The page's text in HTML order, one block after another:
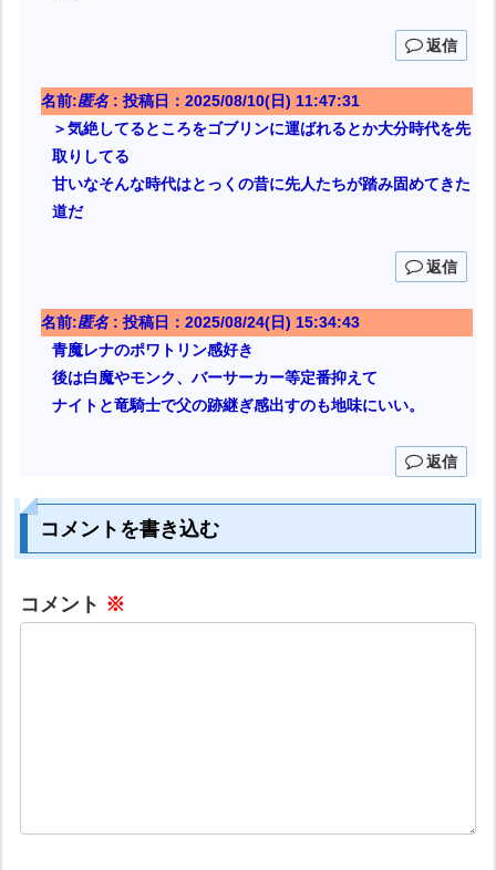
返信
名前:匿名: 投稿日：2025/08/10(日) 11:47:31
＞気絶してるところをゴブリンに運ばれるとか大分時代を先
取りしてる
甘いなそんな時代はとっくの昔に先人たちが踏み固めてきた
道だ
返信
名前:匿名: 投稿日：2025/08/24(日) 15:34:43
青魔レナのポワトリン感好き
後は白魔やモンク、バーサーカー等定番抑えて
ナイトと竜騎士で父の跡継ぎ感出すのも地味にいい。
返信
コメントを書き込む
コメント ※